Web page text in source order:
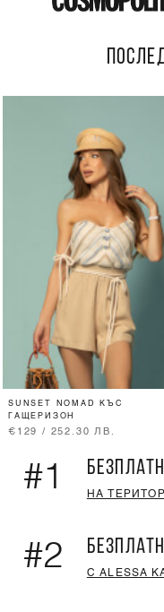
SUNSET NOMAD КЪС
ГАЩЕРИЗОН
€129 / 252.30 ЛВ.
#1 НА
#2 С ALESSA